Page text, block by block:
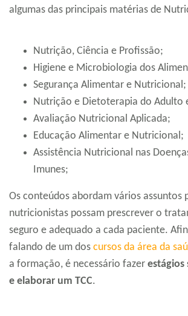
algumas das principais matérias de
Nutrição, Ciência e Profissão;
Higiene e Microbiologia dos
Segurança Alimentar e Nutricional;
Nutrição e Dietoterapia do Adulto
Avaliação Nutricional Aplicada;
Educação Alimentar e Nutricional;
Assistência Nutricional nas
Imunes;
Os conteúdos abordam vários assuntos
nutricionistas possam prescrever o
seguro e adequado a cada paciente.
falando de um dos cursos da área da
a formação, é necessário fazer estágios
e elaborar um TCC.